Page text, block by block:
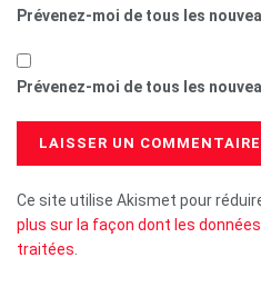
Prévenez-moi de tous les
Prévenez-moi de tous les
Ce site utilise Akismet pour
plus sur la façon dont les
traitées